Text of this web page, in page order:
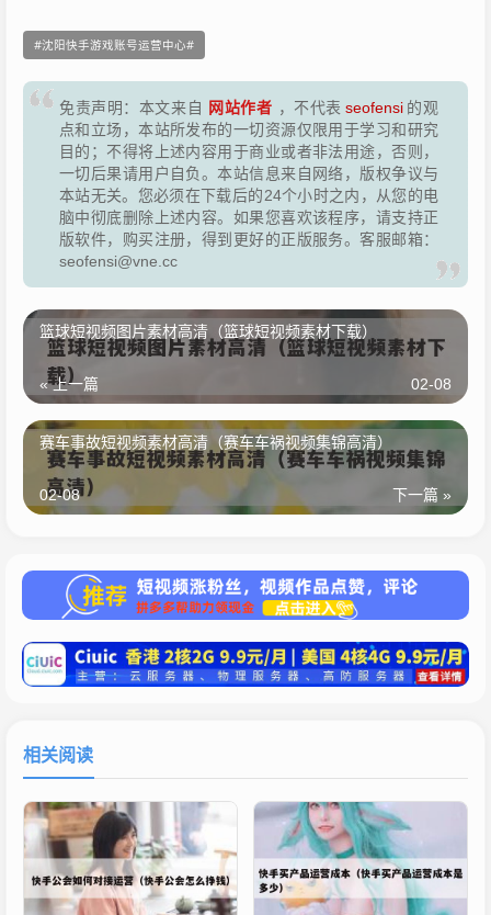
沈阳快手游戏账号运营中心
免责声明：本文来自 网站作者 ，不代表 seofensi 的观
点和立场，本站所发布的一切资源仅限用于学习和研究
目的；不得将上述内容用于商业或者非法用途，否则，
一切后果请用户自负。本站信息来自网络，版权争议与
本站无关。您必须在下载后的24个小时之内，从您的电
脑中彻底删除上述内容。如果您喜欢该程序，请支持正
版软件，购买注册，得到更好的正版服务。客服邮箱：
seofensi@vne.cc
篮球短视频图片素材高清（篮球短视频素材下载）
« 上一篇 02-08
赛车事故短视频素材高清（赛车车祸视频集锦高清）
下一篇 »
02-08
相关阅读